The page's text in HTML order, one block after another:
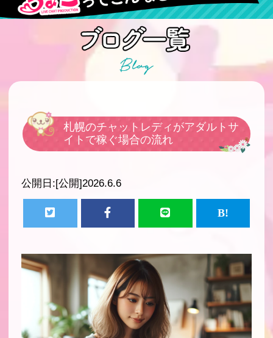
札幌のチャットレディがアダルトサ
イトで稼ぐ場合の流れ
公開日:[公開]2026.6.6